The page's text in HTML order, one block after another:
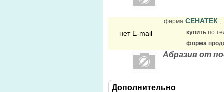
нет E-mail
фирма СЕНАТЕК
купить по
форма
Абразив от
Дополнительно